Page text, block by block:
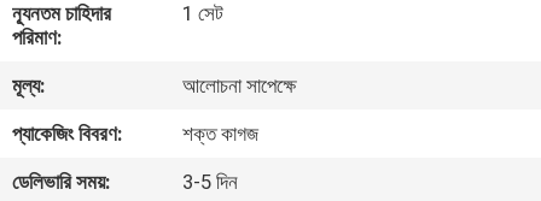
কারখানা
ভ্রমণ
মান
ন্যূনতম চাহিদার
পরিমাণ:
1 সেট
মূল্য:
আলোচনা সাপেক্ষে
প্যাকেজিং বিবরণ:
শক্ত কাগজ
ডেলিভারি সময়:
3-5 দিন